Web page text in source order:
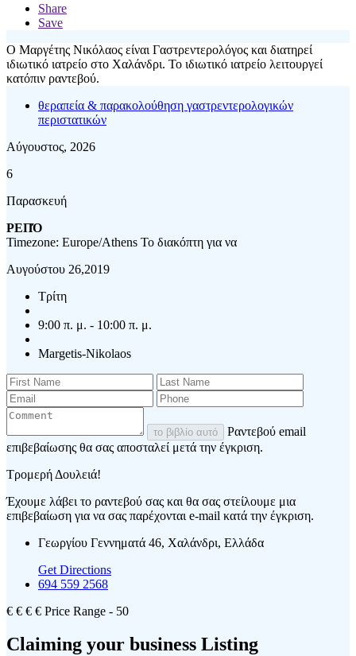
Share
Save
Ο Μαργέτης Νικόλαος είναι Γαστρεντερολόγος και διατηρεί
ιδιωτικό ιατρείο στο Χαλάνδρι. Το ιδιωτικό ιατρείο λειτουργεί
κατόπιν ραντεβού.
θεραπεία & παρακολούθηση γαστρεντερολογικών
περιστατικών
Αύγουστος, 2026
6
Παρασκευή
ΡΕΠΌ
Timezone: Europe/Athens Το διακόπτη για να
Αυγούστου 26,2019
Τρίτη
9:00 π. μ. - 10:00 π. μ.
Margetis-Nikolaos
το βιβλίο αυτό
Ραντεβού email
επιβεβαίωσης θα σας αποσταλεί μετά την έγκριση.
Τρομερή Δουλειά!
Έχουμε λάβει το ραντεβού σας και θα σας στείλουμε μια
επιβεβαίωση για να σας παρέχονται e-mail κατά την έγκριση.
Γεωργίου Γεννηματά 46, Χαλάνδρι, Ελλάδα
Get Directions
694 559 2568
€ € € € Price Range - 50
Claiming your business Listing